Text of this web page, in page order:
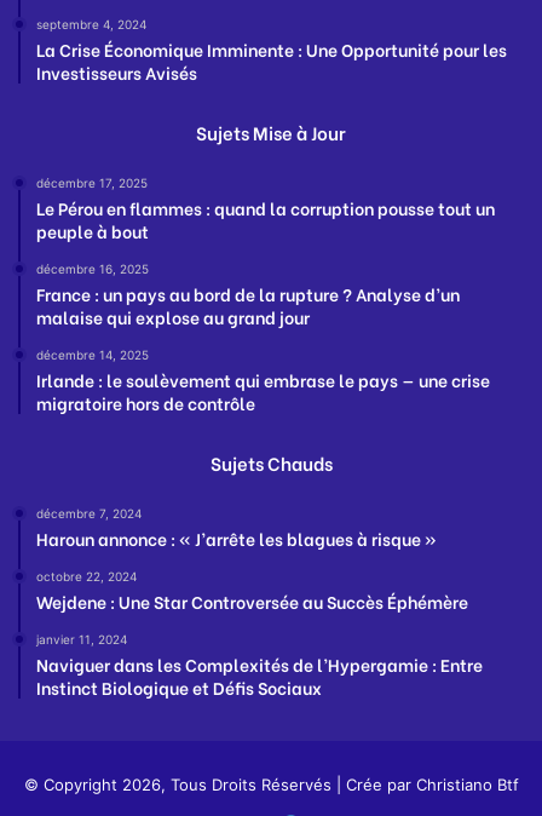
septembre 4, 2024
La Crise Économique Imminente : Une Opportunité pour les
Investisseurs Avisés
Sujets Mise à Jour
décembre 17, 2025
Le Pérou en flammes : quand la corruption pousse tout un
peuple à bout
décembre 16, 2025
France : un pays au bord de la rupture ? Analyse d’un
malaise qui explose au grand jour
décembre 14, 2025
Irlande : le soulèvement qui embrase le pays — une crise
migratoire hors de contrôle
Sujets Chauds
décembre 7, 2024
Haroun annonce : « J’arrête les blagues à risque »
octobre 22, 2024
Wejdene : Une Star Controversée au Succès Éphémère
janvier 11, 2024
Naviguer dans les Complexités de l’Hypergamie : Entre
Instinct Biologique et Défis Sociaux
© Copyright 2026, Tous Droits Réservés | Crée par Christiano Btf